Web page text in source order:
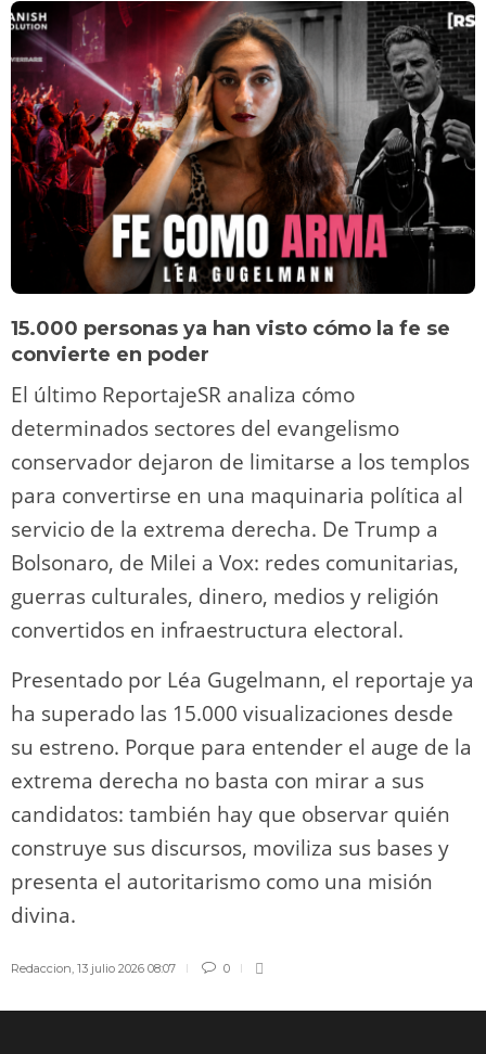
15.000 personas ya han visto cómo la fe se
convierte en poder
El último ReportajeSR analiza cómo
determinados sectores del evangelismo
conservador dejaron de limitarse a los templos
para convertirse en una maquinaria política al
servicio de la extrema derecha. De Trump a
Bolsonaro, de Milei a Vox: redes comunitarias,
guerras culturales, dinero, medios y religión
convertidos en infraestructura electoral.
Presentado por Léa Gugelmann, el reportaje ya
ha superado las 15.000 visualizaciones desde
su estreno. Porque para entender el auge de la
extrema derecha no basta con mirar a sus
candidatos: también hay que observar quién
construye sus discursos, moviliza sus bases y
presenta el autoritarismo como una misión
divina.
Redaccion, 13 julio 2026 08:07 0